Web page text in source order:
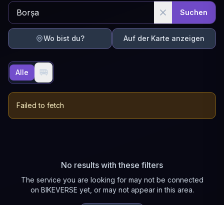
Suchen
Wo bist du? Auf der Karte anzeigen
Alle 🚐
Failed to fetch
No results with these filters
The service you are looking for may not be connected
on BIKEVERSE yet, or may not appear in this area.